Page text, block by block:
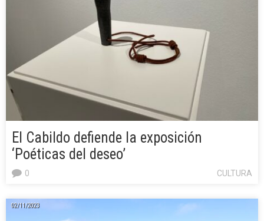
El Cabildo defiende la exposición
‘Poéticas del deseo’
CULTURA
0
02/11/2023